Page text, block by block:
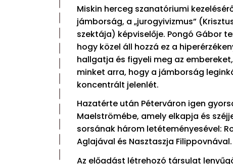
Miskin herceg szanatóriumi
jámborság, a „jurogyivizmus”
szektája) képviselője. Pongó Gábor
hogy közel áll hozzá ez a
hallgatja és figyeli meg az
minket arra, hogy a jámborság
koncentrált jelenlét.
Hazatérte után Péterváron igen
Maelströmébe, amely elkapja és
sorsának három letéteményesével:
Aglajával és Nasztaszja Filippovnával.
Az előadást létrehozó társulat